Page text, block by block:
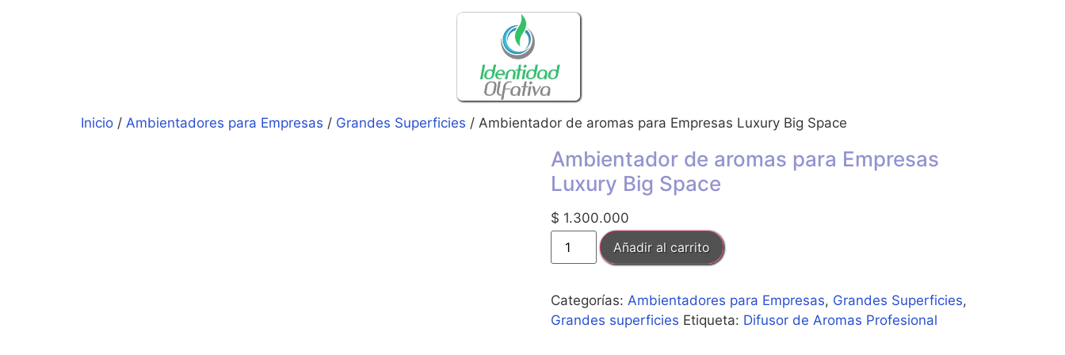
Inicio / Ambientadores para Empresas / Grandes Superficies / Ambientador de aromas para Empresas Luxury Big Space
Ambientador de aromas para Empresas
Luxury Big Space
$ 1.300.000
Añadir al carrito
Categorías: Ambientadores para Empresas, Grandes Superficies,
Grandes superficies Etiqueta: Difusor de Aromas Profesional